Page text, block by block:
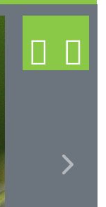
Next